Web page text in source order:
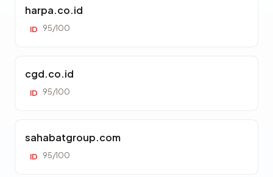
harpa.co.id
ID 95/100
cgd.co.id
ID 95/100
sahabatgroup.com
ID 95/100